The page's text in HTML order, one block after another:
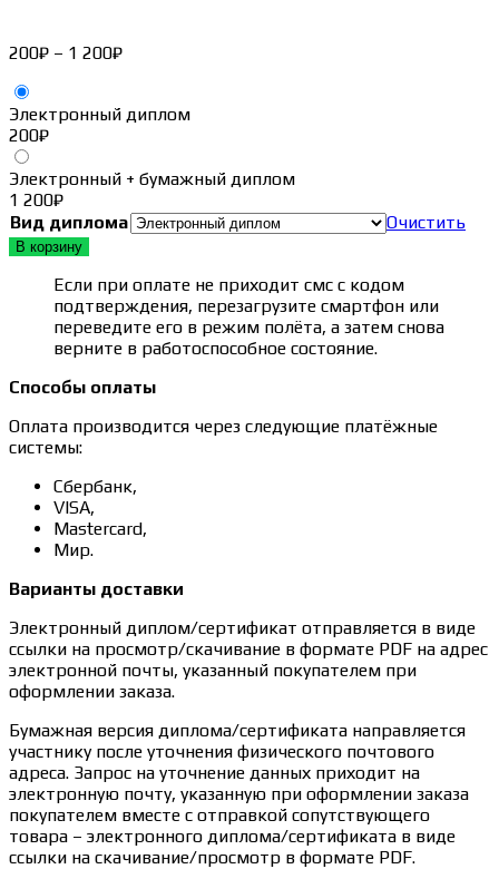
200₽ – 1 200₽Диапазон
–
Электронный диплом
200₽
Электронный + бумажный диплом
1 200₽
Вид диплома
Очистить
В корзину
Если при оплате не приходит смс с кодом
подтверждения, перезагрузите смартфон или
переведите его в режим полёта, а затем снова
верните в работоспособное состояние.
Способы оплаты
Оплата производится через следующие платёжные
системы:
Сбербанк,
VISA,
Mastercard,
Мир.
Варианты доставки
Электронный диплом/сертификат отправляется в виде
ссылки на просмотр/скачивание в формате PDF на адрес
электронной почты, указанный покупателем при
оформлении заказа.
Бумажная версия диплома/сертификата направляется
участнику после уточнения физического почтового
адреса. Запрос на уточнение данных приходит на
электронную почту, указанную при оформлении заказа
покупателем вместе с отправкой сопутствующего
товара – электронного диплома/сертификата в виде
ссылки на скачивание/просмотр в формате PDF.